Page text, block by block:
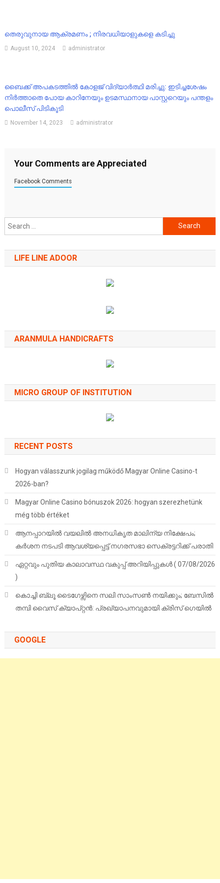
തെരുവുനായ ആക്രമണം ; നിരവധിയാളുകളെ കടിച്ചു
August 10, 2024 administrator
ബൈക്ക് അപകടത്തിൽ കോളജ് വിദ്യാർത്ഥി മരിച്ചു: ഇടിച്ചശേഷം
നിർത്താതെ പോയ കാറിനേയും ഉടമസ്ഥനായ പാസ്റ്ററെയും പന്തളം
പൊലീസ് പിടികൂടി
November 14, 2023 administrator
Your Comments are Appreciated
Facebook Comments
Search
for:
LIFE LINE ADOOR
ARANMULA HANDICRAFTS
MICRO GROUP OF INSTITUTION
RECENT POSTS
Hogyan válasszunk jogilag működő Magyar Online Casino-t
2026-ban?
Magyar Online Casino bónuszok 2026: hogyan szerezhetünk
még több értéket
ആനപ്പാറയിൽ വയലിൽ അനധികൃത മാലിന്യ നിക്ഷേപം;
കർശന നടപടി ആവശ്യപ്പെട്ട് നഗരസഭാ സെക്രട്ടറിക്ക് പരാതി
ഏറ്റവും പുതിയ കാലാവസ്ഥ വകുപ്പ് അറിയിപ്പുകള്‍ ( 07/08/2026
)
കൊച്ചി ബ്ലൂ ടൈഗേഴ്സിനെ സലി സാംസൺ നയിക്കും; ബേസിൽ
തമ്പി വൈസ് ക്യാപ്റ്റൻ: പ്രഖ്യാപനവുമായി ക്രിസ് ഗെയിൽ
GOOGLE